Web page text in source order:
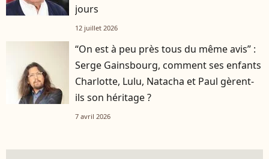
jours
12 juillet 2026
“On est à peu près tous du même avis” :
Serge Gainsbourg, comment ses enfants
Charlotte, Lulu, Natacha et Paul gèrent-
ils son héritage ?
7 avril 2026